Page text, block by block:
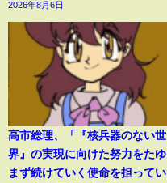
2026年8月6日
高市総理、「『核兵器のない世
界』の実現に向けた努力をたゆ
まず続けていく使命を担ってい